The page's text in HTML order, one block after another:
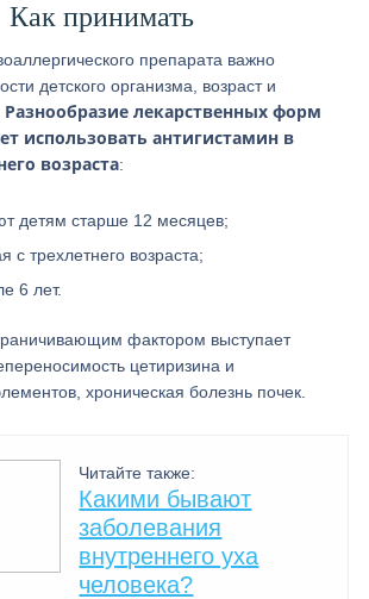
Как принимать
препарата важно
детского организма, возраст и
Разнообразие лекарственных форм
использовать антигистамин в
возраста:
детям старше 12 месяцев;
с трехлетнего возраста;
6 лет.
фактором выступает
цетиризина и
хроническая болезнь почек.
Читайте также:
Какими бывают
заболевания
внутреннего уха
человека?